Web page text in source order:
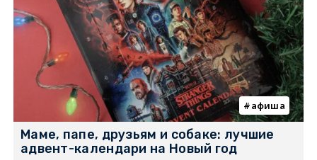
афиша
Маме, папе, друзьям и собаке: лучшие
адвент-календари на Новый год